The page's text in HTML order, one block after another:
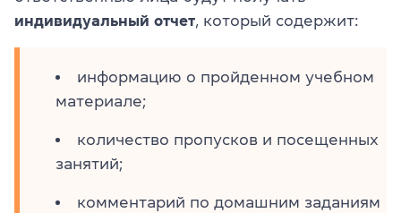
индивидуальный отчет, который содержит:
информацию о пройденном учебном
материале;
количество пропусков и посещенных
занятий;
комментарий по домашним заданиям